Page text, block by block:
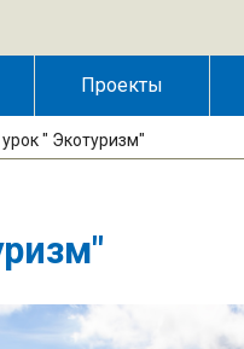
Проекты
" Экотуризм"